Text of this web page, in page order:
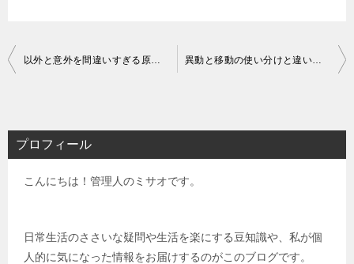
投
ビ
ゲ
以外と意外を間違いすぎる原因｜なぜ多いか徹底追求してみた 異動と移動の使い分けと違い｜住民票と引越しはどっちの字？
プロフィール
こんにちは！管理人のミサオです。
日常生活のささいな疑問や生活を楽にする豆知識や、私が個
人的に気になった情報をお届けするのがこのブログです。